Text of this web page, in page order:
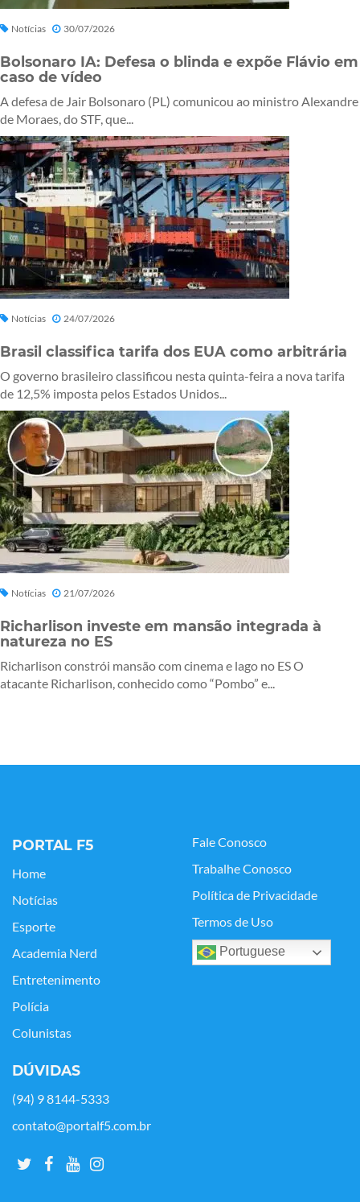
Notícias 30/07/2026
Bolsonaro IA: Defesa o blinda e expõe Flávio em
caso de vídeo
A defesa de Jair Bolsonaro (PL) comunicou ao ministro Alexandre
de Moraes, do STF, que...
Notícias 24/07/2026
Brasil classifica tarifa dos EUA como arbitrária
O governo brasileiro classificou nesta quinta-feira a nova tarifa
de 12,5% imposta pelos Estados Unidos...
Notícias 21/07/2026
Richarlison investe em mansão integrada à
natureza no ES
Richarlison constrói mansão com cinema e lago no ES O
atacante Richarlison, conhecido como “Pombo” e...
PORTAL F5
Home
Notícias
Esporte
Academia Nerd
Entretenimento
Polícia
Colunistas
Fale Conosco
Trabalhe Conosco
Política de Privacidade
Termos de Uso
Portuguese
DÚVIDAS
(94) 9 8144-5333
contato@portalf5.com.br